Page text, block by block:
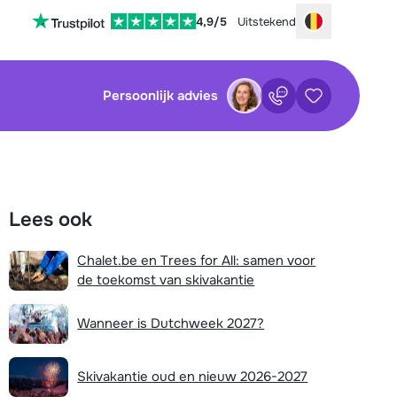
4,9/5 Uitstekend Choose your
Persoonlijk advies Contact
is op dit moment helaas
kan wel alvast de volgende opties
Vul het contactformulier in
Mail naar info@chalet.be
Stuur een WhatsApp-bericht
Bewaarde
zoekopdrachten
Nog geen bewaarde zoekopdrachten
Lees ook
Chalet.be en Trees for All: samen voor
de toekomst van skivakantie
Wanneer is Dutchweek 2027?
Skivakantie oud en nieuw 2026-2027